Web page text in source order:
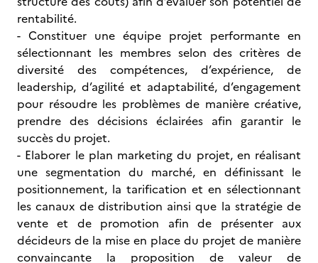
rentabilité.
- Constituer une équipe projet performante en
sélectionnant les membres selon des critères de
diversité des compétences, d’expérience, de
leadership, d’agilité et adaptabilité, d’engagement
pour résoudre les problèmes de manière créative,
prendre des décisions éclairées afin garantir le
succès du projet.
- Elaborer le plan marketing du projet, en réalisant
une segmentation du marché, en définissant le
positionnement, la tarification et en sélectionnant
les canaux de distribution ainsi que la stratégie de
vente et de promotion afin de présenter aux
décideurs de la mise en place du projet de manière
convaincante la proposition de valeur de